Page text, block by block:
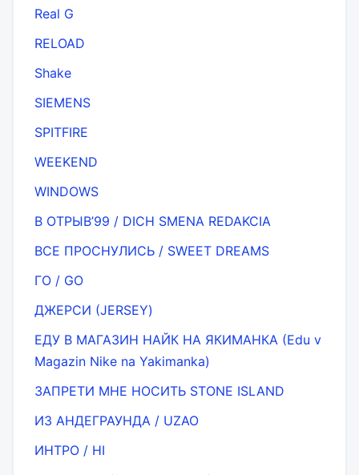
Real G
RELOAD
Shake
SIEMENS
SPITFIRE
WEEKEND
WINDOWS
В ОТРЫВ’99 / DICH SMENA REDAKCIA
ВСЕ ПРОСНУЛИСЬ / SWEET DREAMS
ГО / GO
ДЖЕРСИ (JERSEY)
ЕДУ В МАГАЗИН НАЙК НА ЯКИМАНКA (Edu v
Magazin Nike na Yakimanka)
ЗАПРЕТИ МНЕ НОСИТЬ STONE ISLAND
ИЗ АНДЕГРАУНДА / UZAO
ИНТРО / HI